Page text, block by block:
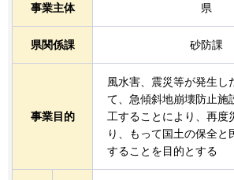
事業主体 県
県関係課 砂防課
事業目的
風水害、震災等が発生し
て、急傾斜地崩壊防止施
工することにより、再度
り、もって国土の保全と
することを目的とする